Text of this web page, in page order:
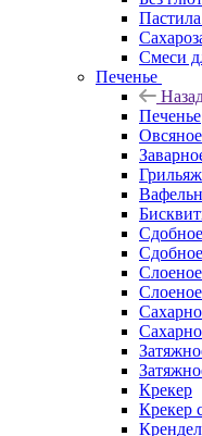
Смеси
Печенье
Печенье
Слоеное
Крекер
Крекер